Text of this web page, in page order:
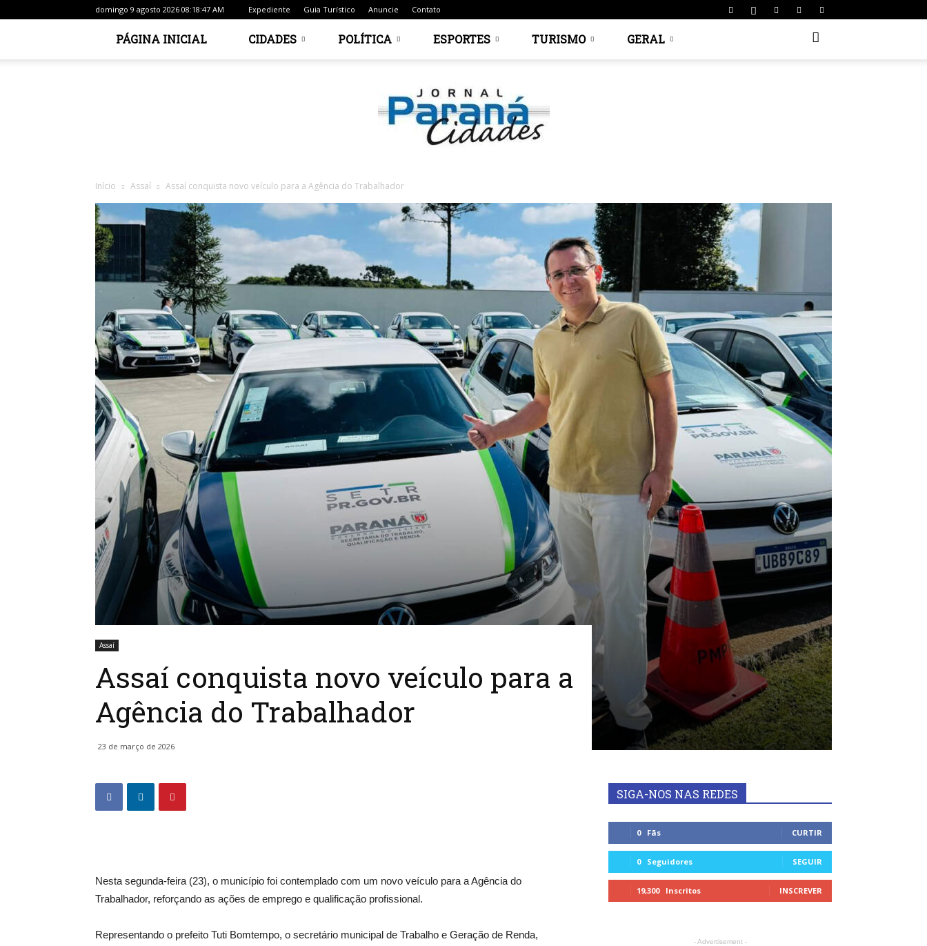
domingo 9 agosto 2026 08:18:47 AM Expediente Guia Turístico Anuncie Contato
PÁGINA INICIAL CIDADES POLÍTICA ESPORTES TURISMO GERAL
Jornal
Cidades
do
Início Assaí Assaí conquista novo veículo para a Agência do Trabalhador
Assaí
Assaí conquista novo veículo para a
Agência do Trabalhador
23 de março de 2026
Nesta segunda-feira (23), o município foi contemplado com um novo veículo para a Agência do
Trabalhador, reforçando as ações de emprego e qualificação profissional.
Representando o prefeito Tuti Bomtempo, o secretário municipal de Trabalho e Geração de Renda,
SIGA-NOS NAS REDES
0 Fãs CURTIR
0 Seguidores SEGUIR
19,300 Inscritos INSCREVER
- Advertisement -